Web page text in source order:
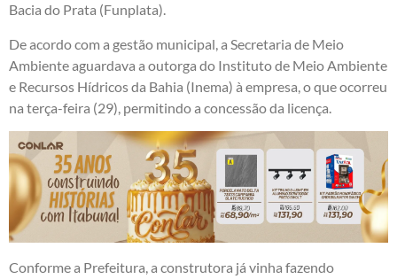
Bacia do Prata (Funplata).
De acordo com a gestão municipal, a Secretaria de Meio
Ambiente aguardava a outorga do Instituto de Meio Ambiente
e Recursos Hídricos da Bahia (Inema) à empresa, o que ocorreu
na terça-feira (29), permitindo a concessão da licença.
Conforme a Prefeitura, a construtora já vinha fazendo